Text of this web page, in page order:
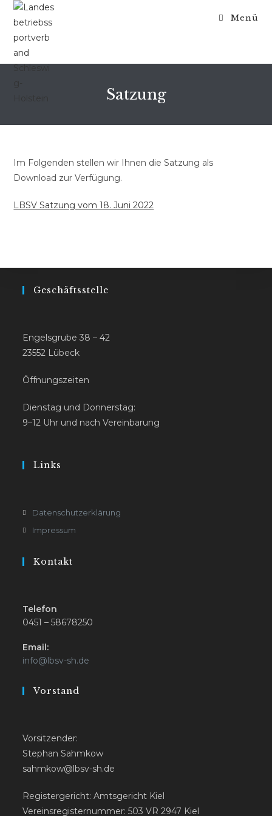
Zum
Inhalt
springen
Menü
Satzung
Im Folgenden stellen wir Ihnen die Satzung als
Download zur Verfügung.
LBSV Satzung vom 18. Juni 2022
Geschäftsstelle
Engelsgrube 38 – 42
23552 Lübeck
Öffnungszeiten
Dienstag und Donnerstag:
9–12 Uhr und nach Vereinbarung
Links
Datenschutzerklärung
Impressum
Kontakt
Telefon
0451 – 58678250
Email:
info@lbsv-sh.de
Vorstand
Vorsitzender:
Stephan Sahmkow
sahmkow@lbsv-sh.de
Registergericht: Amtsgericht Kiel
Vereinsregisternummer: 503 VR 2947 Kiel